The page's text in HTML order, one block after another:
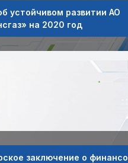
устойчивом развитии АО
на 2020 год
заключение о